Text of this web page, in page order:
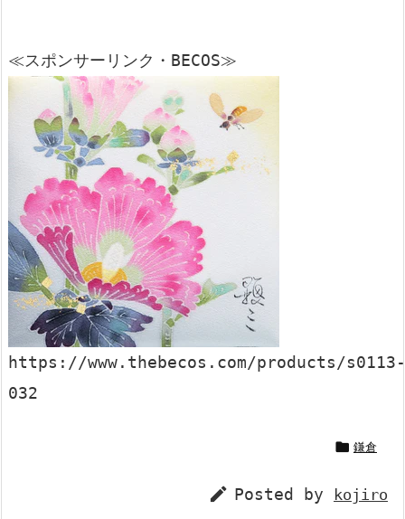
≪スポンサーリンク・BECOS≫
https://www.thebecos.com/products/s0113-
032
 鎌倉
 Posted by kojiro